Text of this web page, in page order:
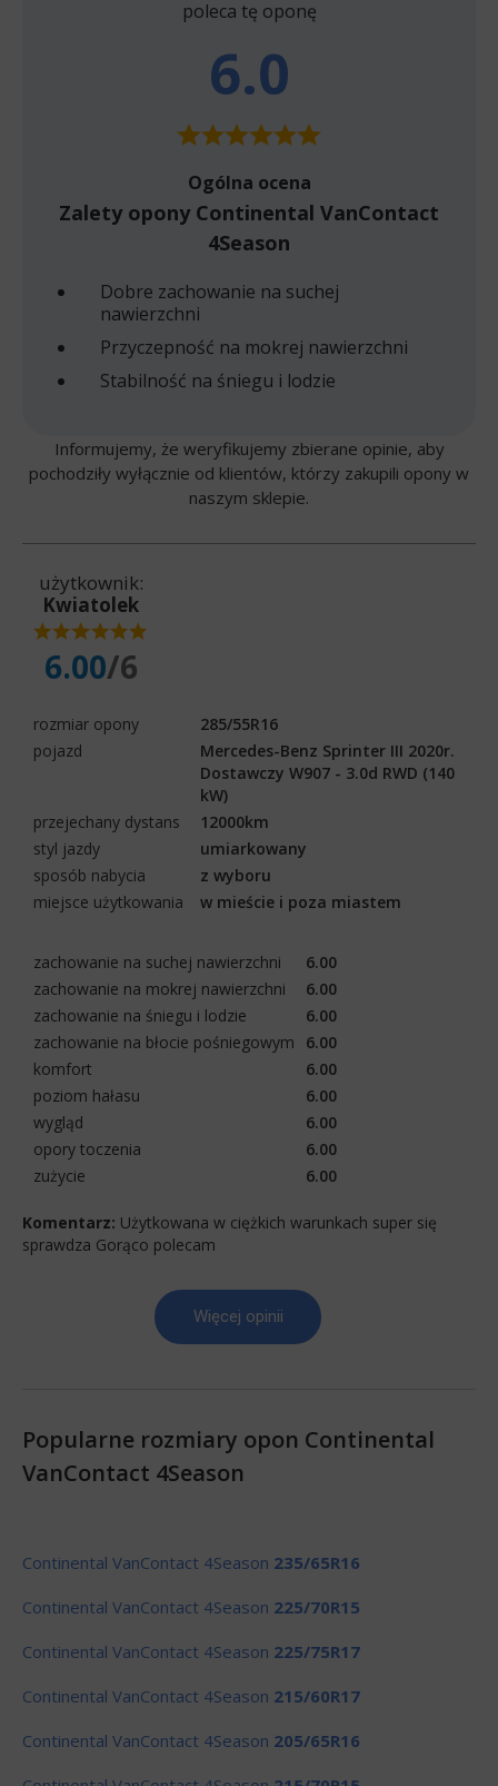
poleca tę oponę
6.0
Ogólna ocena
Zalety opony Continental VanContact
4Season
Dobre zachowanie na suchej
nawierzchni
Przyczepność na mokrej nawierzchni
Stabilność na śniegu i lodzie
Informujemy, że weryfikujemy zbierane opinie, aby
pochodziły wyłącznie od klientów, którzy zakupili opony w
naszym sklepie.
użytkownik:
Kwiatolek
6.00/6
rozmiar opony
285/55R16
pojazd
Mercedes-Benz Sprinter III 2020r.
Dostawczy W907 - 3.0d RWD (140
kW)
przejechany dystans
12000km
styl jazdy
umiarkowany
sposób nabycia
z wyboru
miejsce użytkowania
w mieście i poza miastem
zachowanie na suchej nawierzchni
6.00
zachowanie na mokrej nawierzchni
6.00
zachowanie na śniegu i lodzie
6.00
zachowanie na błocie pośniegowym
6.00
komfort
6.00
poziom hałasu
6.00
wygląd
6.00
opory toczenia
6.00
zużycie
6.00
Komentarz: Użytkowana w ciężkich warunkach super się
sprawdza Gorąco polecam
Więcej opinii
Popularne rozmiary opon Continental
VanContact 4Season
Continental VanContact 4Season 235/65R16
Continental VanContact 4Season 225/70R15
Continental VanContact 4Season 225/75R17
Continental VanContact 4Season 215/60R17
Continental VanContact 4Season 205/65R16